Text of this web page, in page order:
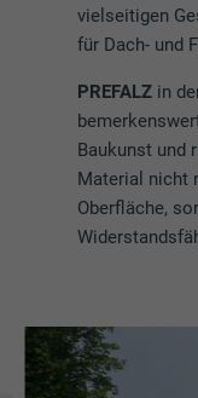
vielseitigen
für Dach- und
PREFALZ in
Baukunst und
Material nicht
Oberfläche,